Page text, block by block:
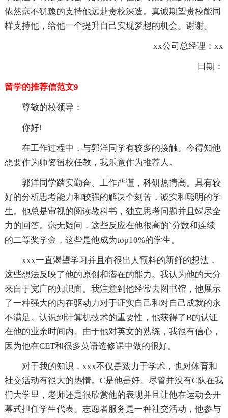
依然毫不犹豫的支持他远赴贵校深造。真诚期望贵校能同
样支持他，给他一个提升自己实现梦想的机会。谢谢。
xx公司总经理：xx
日期：
留学的推荐信范文9
尊敬的校领导：
你好!
在工作过程中，与郭洋同学有较多的接触。今得知他
想要作为师资留校任教，我乐意作为推荐人。
郭洋同学踏实勤奋、工作严谨，科研热情高。具有较
好的分析思考能力和较强的解决个刻苦，诚实和聪明的学
生。他总是审视的阅读教科书，独立思考问题并且竭尽全
力的回答。毫无疑问，这些反应在他很高的`分数和连续
的二等奖学金，这些是他成为top10%的学生。
xxx一直渴望学习并且有很出人预料的新鲜的想法，
这些想法反映了他的原创和潜在的能力。我认为他的天分
来自于宽广的知识面。我注意到他经常去图书馆，他展示
了一种强大的内在驱动力对于证实自己和对自己成就的永
不满足。认识到计算机技术的重要性，他获得了B的认证
在他的业余时间内。由于他对英文的熟练，我很有信心，
因为他在CET和很多英语选修课中做的很好。
对于我的知识，xxx不仅是致力于学术，也对体育和
社交活动有很大的热情。C是他是好。尽管并没有C队在我
们大学里，老师还是很欣赏他的表现并且让他在运动会开
幕式担任学生代表。志愿者服务是一种社交活动，他参与